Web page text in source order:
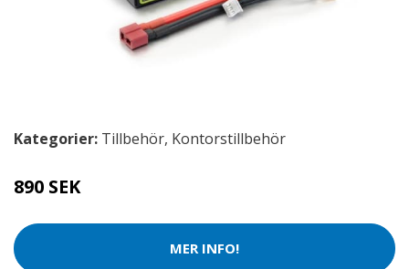
Kategorier: Tillbehör, Kontorstillbehör
890 SEK
MER INFO!